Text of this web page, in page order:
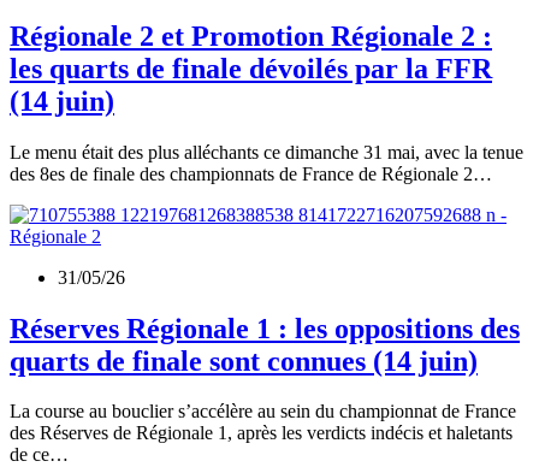
Régionale 2 et Promotion Régionale 2 :
les quarts de finale dévoilés par la FFR
(14 juin)
Le menu était des plus alléchants ce dimanche 31 mai, avec la tenue
des 8es de finale des championnats de France de Régionale 2…
31/05/26
Réserves Régionale 1 : les oppositions des
quarts de finale sont connues (14 juin)
La course au bouclier s’accélère au sein du championnat de France
des Réserves de Régionale 1, après les verdicts indécis et haletants
de ce…